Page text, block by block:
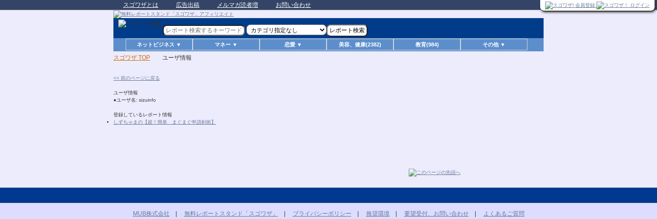
スゴワザとは 広告出稿 メルマガ読者増 お問い合わせ
ネットビジネス ▼ マネー ▼ 恋愛 ▼ 美容、健康(2382) 教育(984) その他 ▼
スゴワザ TOP ユーザ情報
<< 前のページに戻る
ユーザ情報
●ユーザ名: sizuinfo
登録しているレポート情報
しずちゃまの【超！簡単 まぐまぐ申請剣術】
MUB株式会社 無料レポートスタンド「スゴワザ」 プライバシーポリシー 推奨環境| 要望受付、お問い合わせ| よくあるご質問